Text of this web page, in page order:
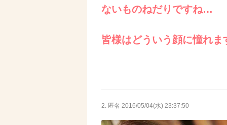
ないものねだりですね…
皆様はどういう顔に憧れま
2. 匿名 2016/05/04(水) 23:37:50